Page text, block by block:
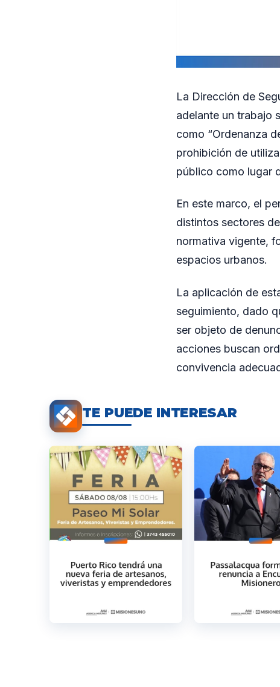
La Dirección de
adelante un trabajo
como “Ordenanza
prohibición de
público como lugar
En este marco, el
distintos sectores
normativa vigente,
espacios urbanos.
La aplicación de
seguimiento, dado
ser objeto de
acciones buscan
convivencia
TE PUEDE INTERESAR